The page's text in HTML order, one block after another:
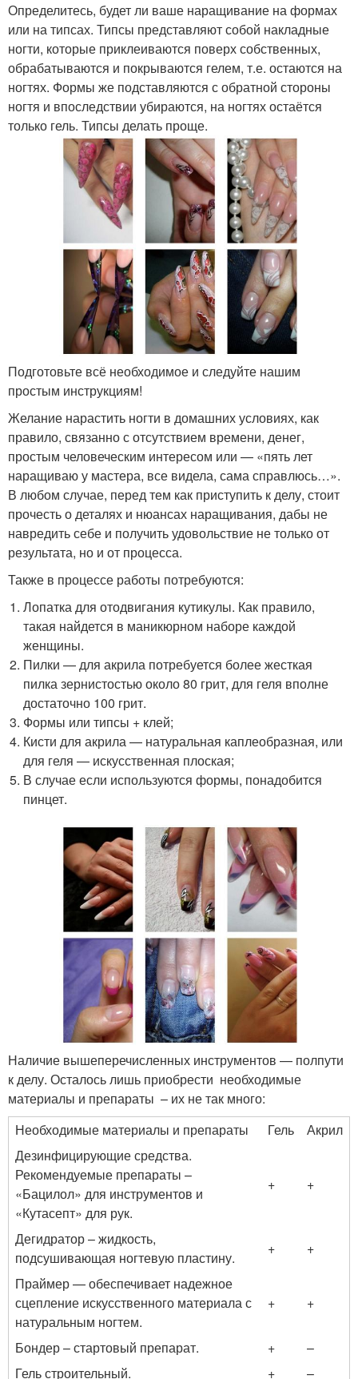
Определитесь, будет ли ваше наращивание на формах
или на типсах. Типсы представляют собой накладные
ногти, которые приклеиваются поверх собственных,
обрабатываются и покрываются гелем, т.е. остаются на
ногтях. Формы же подставляются с обратной стороны
ногтя и впоследствии убираются, на ногтях остаётся
только гель. Типсы делать проще.
Подготовьте всё необходимое и следуйте нашим
простым инструкциям!
Желание нарастить ногти в домашних условиях, как
правило, связанно с отсутствием времени, денег,
простым человеческим интересом или — «пять лет
наращиваю у мастера, все видела, сама справлюсь…».
В любом случае, перед тем как приступить к делу, стоит
прочесть о деталях и нюансах наращивания, дабы не
навредить себе и получить удовольствие не только от
результата, но и от процесса.
Также в процессе работы потребуются:
Лопатка для отодвигания кутикулы. Как правило,
такая найдется в маникюрном наборе каждой
женщины.
Пилки — для акрила потребуется более жесткая
пилка зернистостью около 80 грит, для геля вполне
достаточно 100 грит.
Формы или типсы + клей;
Кисти для акрила — натуральная каплеобразная, или
для геля — искусственная плоская;
В случае если используются формы, понадобится
пинцет.
Наличие вышеперечисленных инструментов — полпути
к делу. Осталось лишь приобрести необходимые
материалы и препараты – их не так много:
Необходимые материалы и препараты
Гель
Акрил
Дезинфицирующие средства.
Рекомендуемые препараты –
«Бацилол» для инструментов и
«Кутасепт» для рук.
+ +
Дегидратор – жидкость,
подсушивающая ногтевую пластину.
+
+
Праймер — обеспечивает надежное
сцепление искусственного материала с
натуральным ногтем.
+ +
Бондер – стартовый препарат. +
–
Гель строительный.
+ –